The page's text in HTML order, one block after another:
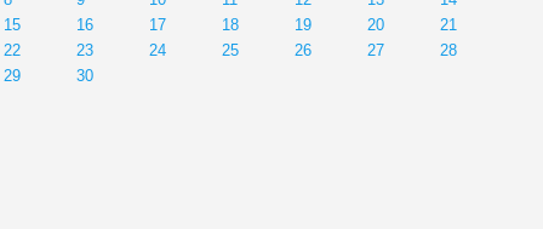
15
16 17 18 19 20
21
22
23 24 25 26 27
28
29
30